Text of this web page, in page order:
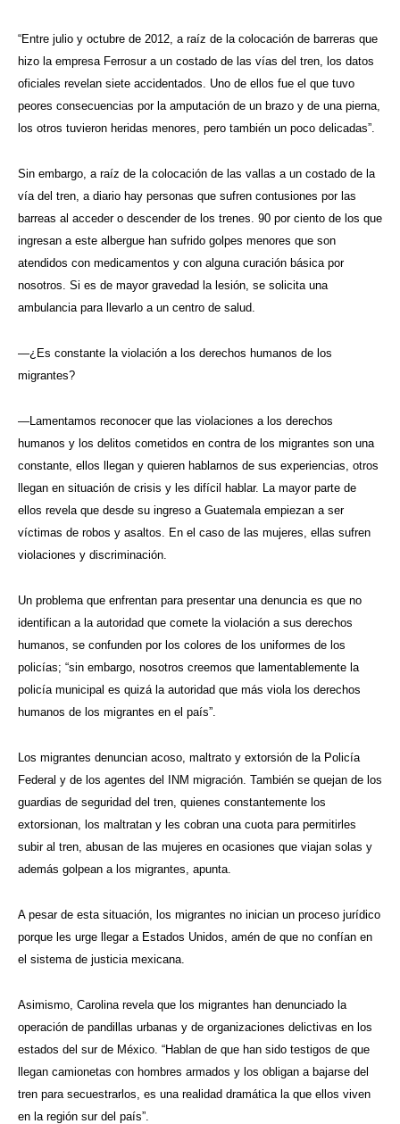
“Entre julio y octubre de 2012, a raíz de la colocación de barreras que
hizo la empresa Ferrosur a un costado de las vías del tren, los datos
oficiales revelan siete accidentados. Uno de ellos fue el que tuvo
peores consecuencias por la amputación de un brazo y de una pierna,
los otros tuvieron heridas menores, pero también un poco delicadas”.
Sin embargo, a raíz de la colocación de las vallas a un costado de la
vía del tren, a diario hay personas que sufren contusiones por las
barreas al acceder o descender de los trenes. 90 por ciento de los que
ingresan a este albergue han sufrido golpes menores que son
atendidos con medicamentos y con alguna curación básica por
nosotros. Si es de mayor gravedad la lesión, se solicita una
ambulancia para llevarlo a un centro de salud.
—¿Es constante la violación a los derechos humanos de los
migrantes?
—Lamentamos reconocer que las violaciones a los derechos
humanos y los delitos cometidos en contra de los migrantes son una
constante, ellos llegan y quieren hablarnos de sus experiencias, otros
llegan en situación de crisis y les difícil hablar. La mayor parte de
ellos revela que desde su ingreso a Guatemala empiezan a ser
víctimas de robos y asaltos. En el caso de las mujeres, ellas sufren
violaciones y discriminación.
Un problema que enfrentan para presentar una denuncia es que no
identifican a la autoridad que comete la violación a sus derechos
humanos, se confunden por los colores de los uniformes de los
policías; “sin embargo, nosotros creemos que lamentablemente la
policía municipal es quizá la autoridad que más viola los derechos
humanos de los migrantes en el país”.
Los migrantes denuncian acoso, maltrato y extorsión de la Policía
Federal y de los agentes del INM migración. También se quejan de los
guardias de seguridad del tren, quienes constantemente los
extorsionan, los maltratan y les cobran una cuota para permitirles
subir al tren, abusan de las mujeres en ocasiones que viajan solas y
además golpean a los migrantes, apunta.
A pesar de esta situación, los migrantes no inician un proceso jurídico
porque les urge llegar a Estados Unidos, amén de que no confían en
el sistema de justicia mexicana.
Asimismo, Carolina revela que los migrantes han denunciado la
operación de pandillas urbanas y de organizaciones delictivas en los
estados del sur de México. “Hablan de que han sido testigos de que
llegan camionetas con hombres armados y los obligan a bajarse del
tren para secuestrarlos, es una realidad dramática la que ellos viven
en la región sur del país”.